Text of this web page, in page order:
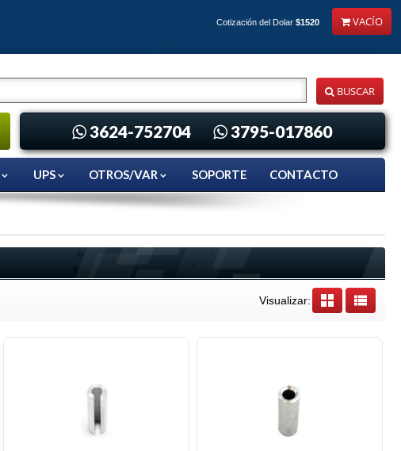
Cotización del Dolar $1520 VACÍO
BUSCAR
3624-752704 3795-017860
UPS OTROS/VAR SOPORTE CONTACTO
Visualizar: